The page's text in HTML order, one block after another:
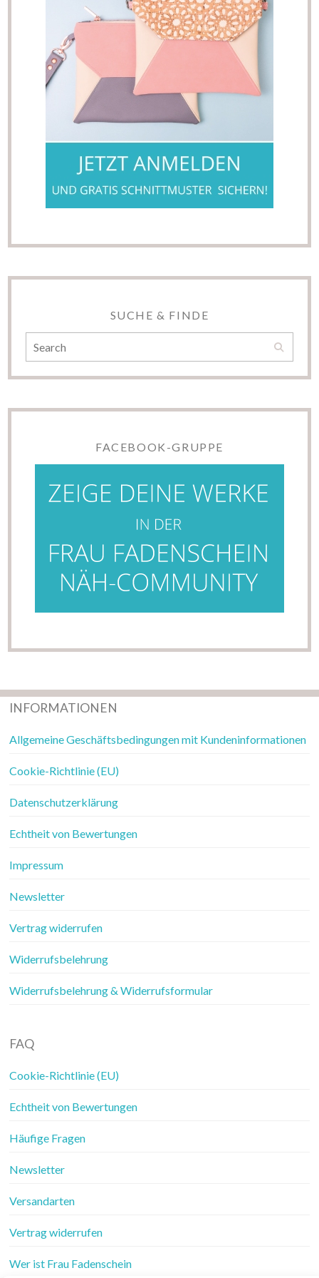
SUCHE & FINDE
FACEBOOK-GRUPPE
INFORMATIONEN
Allgemeine Geschäftsbedingungen mit Kundeninformationen
Cookie-Richtlinie (EU)
Datenschutzerklärung
Echtheit von Bewertungen
Impressum
Newsletter
Vertrag widerrufen
Widerrufsbelehrung
Widerrufsbelehrung & Widerrufsformular
FAQ
Cookie-Richtlinie (EU)
Echtheit von Bewertungen
Häufige Fragen
Newsletter
Versandarten
Vertrag widerrufen
Wer ist Frau Fadenschein